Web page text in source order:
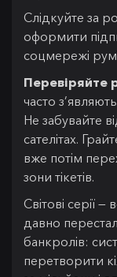
Слідкуйте за
оформити
соцмережі
Перевіряйте
часто
Не забувайте
сателітах.
вже потім
зони тікетів.
Світові серії
давно
банкролів:
перетворити